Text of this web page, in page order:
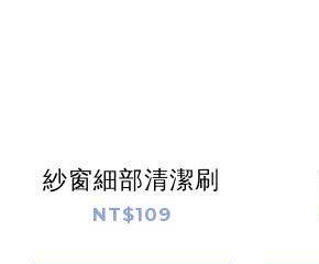
紗窗細部清潔刷
NT$109